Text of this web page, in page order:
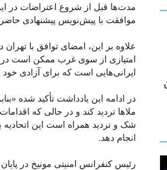
مدت‌ها قبل از شروع اعتراضات در
موافقت با پیش‌نویس پیشنهادی
علاوه بر این، امضای توافق با
امتیازی از سوی غرب ممکن است در
ایرانی‌هایی است که برای آزادی خود
در ادامه این یادداشت تأکید شده
ملاها تردید کند و در حالی که
شک و تردید همراه است این اتحادیه
انجام دهد.
رئیس کنفرانس امنیتی مونیخ در